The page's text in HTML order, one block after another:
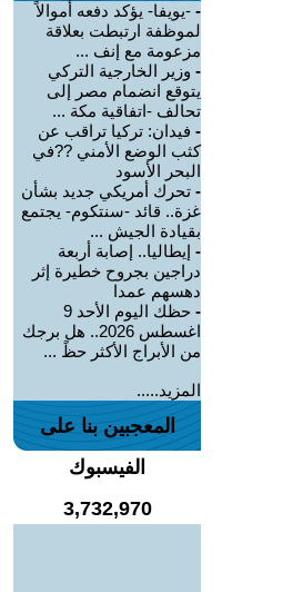
- -يويفا- يؤكد دفعه أموالاً
لموظفة ارتبطت بعلاقة
مزعومة مع إنف ...
- وزير الخارجية التركي
يتوقع انضمام مصر إلى
تحالف -اتفاقية مكة ...
- فيدان: تركيا تراقب عن
كثب الوضع الأمني ??في
البحر الأسود
- تحرك أمريكي جديد بشأن
غزة.. قائد -سنتكوم- يجتمع
بقيادة الجيش ...
- إيطاليا.. إصابة أربعة
دراجين بجروح خطيرة إثر
دهسهم عمدا
-
حظك اليوم الأحد 9
اغسطس 2026.. هل برجك
من الأبراج الأكثر حظً ...
المزيد.....
المعجبين بنا على
الفيسبوك
3,732,970